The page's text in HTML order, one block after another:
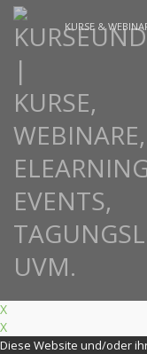
KURSE &
X
X
Diese Website und/oder